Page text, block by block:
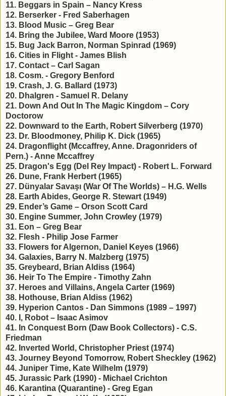
11. Beggars in Spain – Nancy Kress
12. Berserker - Fred Saberhagen
13. Blood Music – Greg Bear
14. Bring the Jubilee, Ward Moore (1953)
15. Bug Jack Barron, Norman Spinrad (1969)
16. Cities in Flight - James Blish
17. Contact – Carl Sagan
18. Cosm. - Gregory Benford
19. Crash, J. G. Ballard (1973)
20. Dhalgren - Samuel R. Delany
21. Down And Out In The Magic Kingdom – Cory
Doctorow
22. Downward to the Earth, Robert Silverberg (1970)
23. Dr. Bloodmoney, Philip K. Dick (1965)
24. Dragonflight (Mccaffrey, Anne. Dragonriders of
Pern.) - Anne Mccaffrey
25. Dragon's Egg (Del Rey Impact) - Robert L. Forward
26. Dune, Frank Herbert (1965)
27. Dünyalar Savaşı (War Of The Worlds) – H.G. Wells
28. Earth Abides, George R. Stewart (1949)
29. Ender’s Game – Orson Scott Card
30. Engine Summer, John Crowley (1979)
31. Eon – Greg Bear
32. Flesh - Philip Jose Farmer
33. Flowers for Algernon, Daniel Keyes (1966)
34. Galaxies, Barry N. Malzberg (1975)
35. Greybeard, Brian Aldiss (1964)
36. Heir To The Empire - Timothy Zahn
37. Heroes and Villains, Angela Carter (1969)
38. Hothouse, Brian Aldiss (1962)
39. Hyperion Cantos - Dan Simmons (1989 – 1997)
40. I, Robot – Isaac Asimov
41. In Conquest Born (Daw Book Collectors) - C.S.
Friedman
42. Inverted World, Christopher Priest (1974)
43. Journey Beyond Tomorrow, Robert Sheckley (1962)
44. Juniper Time, Kate Wilhelm (1979)
45. Jurassic Park (1990) - Michael Crichton
46. Karantina (Quarantine) - Greg Egan